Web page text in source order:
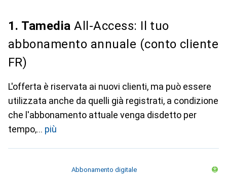
1. Tamedia All-Access: Il tuo
abbonamento annuale (conto cliente
FR)
L'offerta è riservata ai nuovi clienti, ma può essere
utilizzata anche da quelli già registrati, a condizione
che l'abbonamento attuale venga disdetto per
tempo,
più
Abbonamento digitale